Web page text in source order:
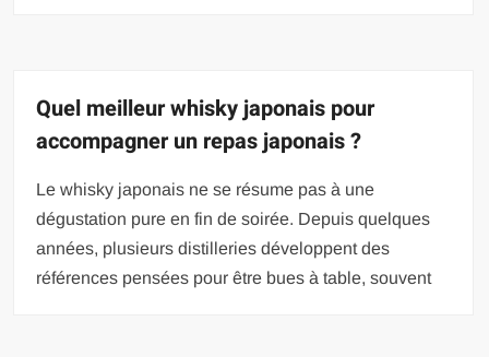
Quel meilleur whisky japonais pour
accompagner un repas japonais ?
Le whisky japonais ne se résume pas à une
dégustation pure en fin de soirée. Depuis quelques
années, plusieurs distilleries développent des
références pensées pour être bues à table, souvent